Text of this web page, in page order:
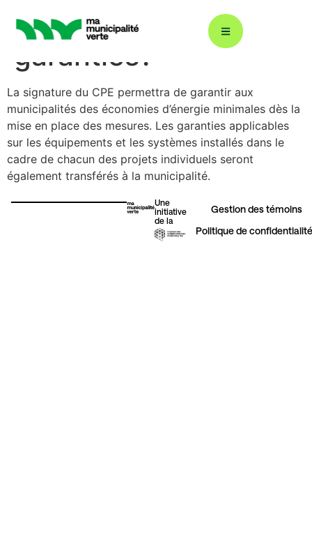
Décarbonation : ÉcoÉnergie 360
Plans climat
Énergies renouvelables
Quelles sont les
garanties?
La signature du CPE permettra de garantir aux
municipalités des économies d’énergie minimales dès la
mise en place des mesures. Les garanties applicables
sur les équipements et les systèmes installés dans le
cadre de chacun des projets individuels seront
également transférés à la municipalité.
Une
initiative
de la
Gestion des témoins​
Politique de confidentialité